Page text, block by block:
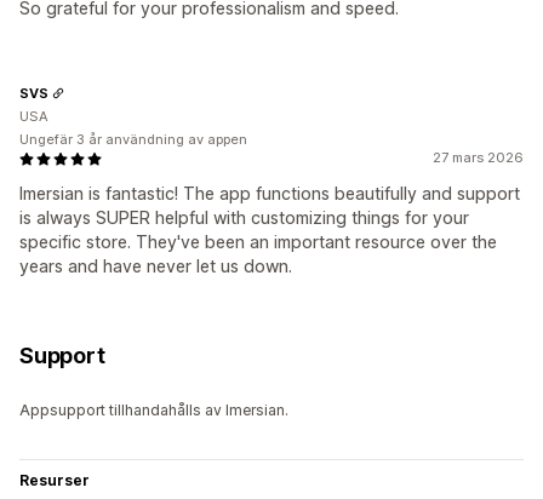
So grateful for your professionalism and speed.
27 mars 2026
Imersian is fantastic! The app functions beautifully and support
is always SUPER helpful with customizing things for your
specific store. They've been an important resource over the
years and have never let us down.
SVS
USA
Ungefär 3 år användning av appen
Support
Appsupport tillhandahålls av Imersian.
Resurser